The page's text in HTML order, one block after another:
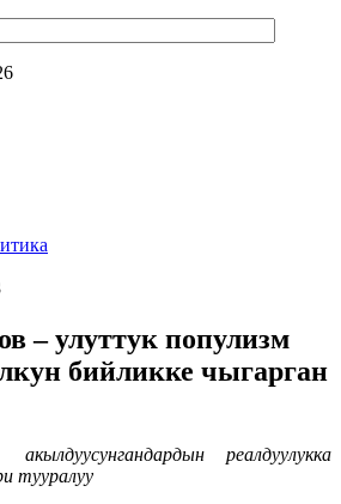
– улуттук популизм
бийликке чыгарган
реалдуулукка
тууралуу